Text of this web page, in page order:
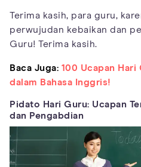
Terima kasih, para guru,
perwujudan kebaikan dan
Guru! Terima kasih.
Baca Juga: 100 Ucapan Hari
dalam Bahasa Inggris!
Pidato Hari Guru: Ucapan
dan Pengabdian